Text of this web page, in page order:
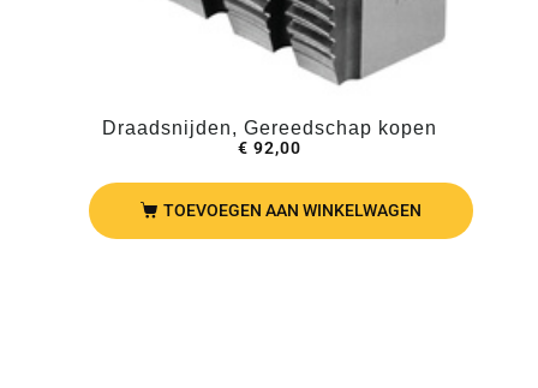
Draadsnijden, Gereedschap kopen
€ 92,00
TOEVOEGEN AAN WINKELWAGEN